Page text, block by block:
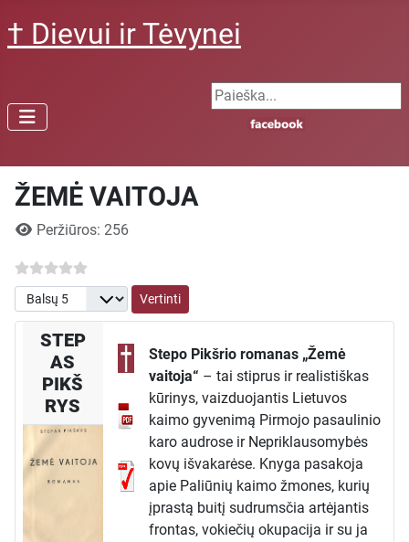
† Dievui ir Tėvynei
Search ...
ŽEMĖ VAITOJA
Išsami informacija
Peržiūros: 256
Prašome įvertinti
STEP
AS
PIKŠ
RYS
Stepo Pikšrio romanas „Žemė
vaitoja“ – tai stiprus ir realistiškas
kūrinys, vaizduojantis Lietuvos
kaimo gyvenimą Pirmojo pasaulinio
karo audrose ir Nepriklausomybės
kovų išvakarėse. Knyga pasakoja
apie Paliūnių kaimo žmones, kurių
įprastą buitį sudrumsčia artėjantis
frontas, vokiečių okupacija ir su ja